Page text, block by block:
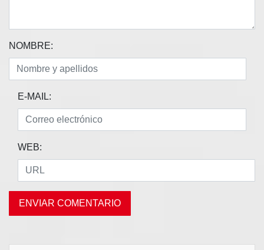
NOMBRE:
E-MAIL:
WEB: